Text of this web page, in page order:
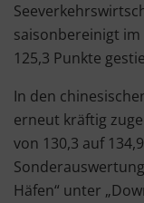
saisonbereinigt
125,3 Punkte
In den
erneut kräftig
von 130,3 auf
Häfen“ unter